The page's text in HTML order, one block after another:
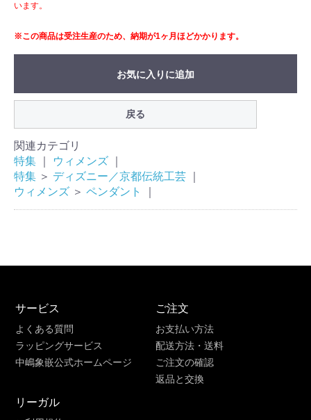
います。
※この商品は受注生産のため、納期が1ヶ月ほどかかります。
お気に入りに追加
戻る
関連カテゴリ
特集
ウィメンズ
特集 ＞ ディズニー／京都伝統工芸
ウィメンズ ＞ ペンダント
サービス
よくある質問
ラッピングサービス
中嶋象嵌公式ホームページ
ご注文
お支払い方法
配送方法・送料
ご注文の確認
返品と交換
リーガル